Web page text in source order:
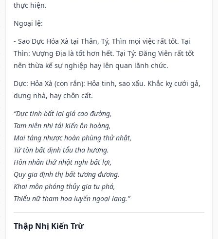
thực hiện.
Ngoại lệ:
- Sao Dực Hỏa Xà tại Thân, Tý, Thìn mọi việc rất tốt. Tại
Thìn: Vượng Địa là tốt hơn hết. Tại Tý: Đăng Viên rất tốt
nên thừa kế sự nghiệp hay lên quan lãnh chức.
Dực: Hỏa Xà (con rắn): Hỏa tinh, sao xấu. Khắc kỵ cưới gả,
dựng nhà, hay chôn cất.
“Dực tinh bất lợi giá cao đường,
Tam niên nhị tái kiến ôn hoàng,
Mai táng nhược hoàn phùng thử nhật,
Tử tôn bất định tẩu tha hương.
Hôn nhân thử nhật nghi bất lợi,
Quy gia định thị bất tương đương.
Khai môn phóng thủy gia tu phá,
Thiếu nữ tham hoa luyến ngoại lang.”
Thập Nhị Kiến Trừ